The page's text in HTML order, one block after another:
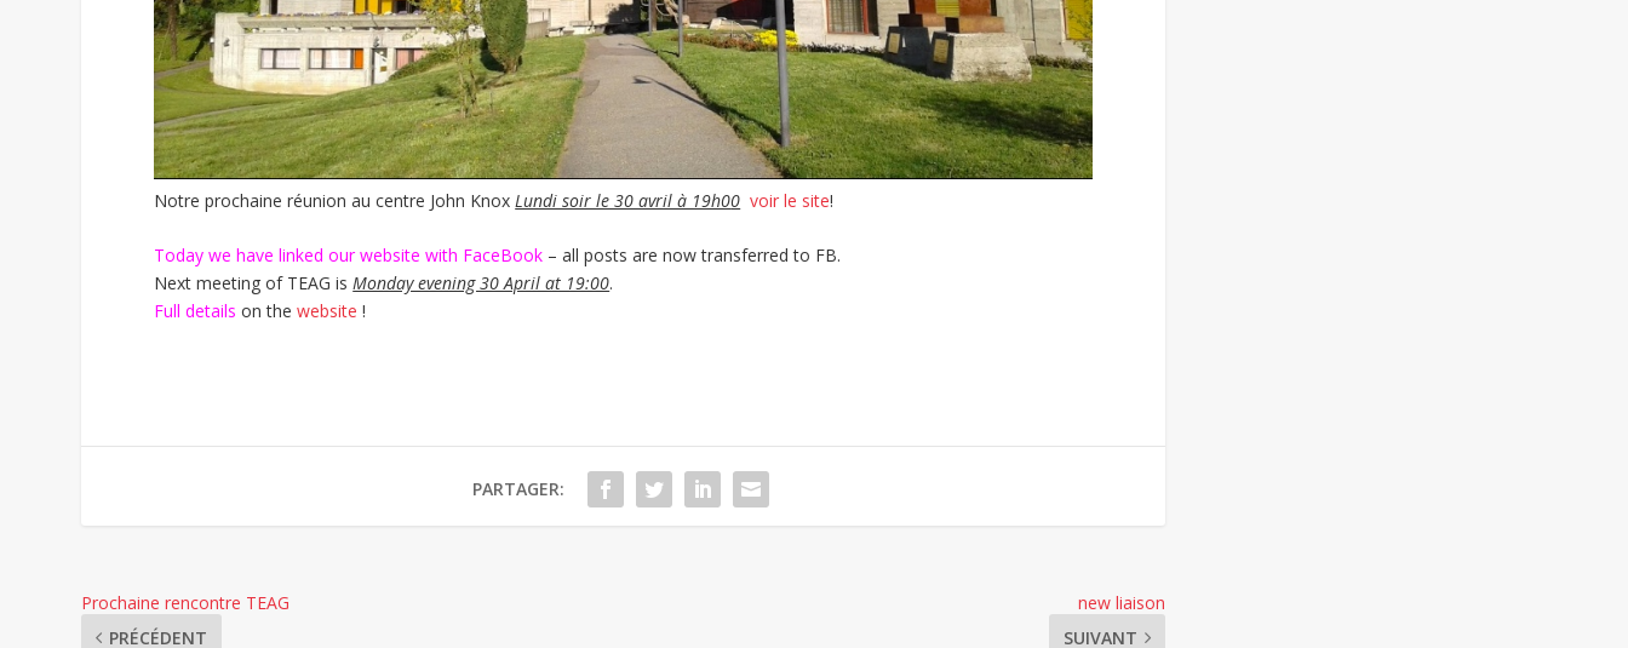
Notre prochaine réunion au centre John KnoxLundi soir le 30 avril à 19h00 voir le site!
Today we have linked our website with FaceBook – all posts are now transferred to FB.
Next meeting of TEAG isMonday evening 30 April at 19:00.
Full details on thewebsite !
PARTAGER:
Prochaine rencontre TEAG
PRÉCÉDENT
new liaison
SUIVANT